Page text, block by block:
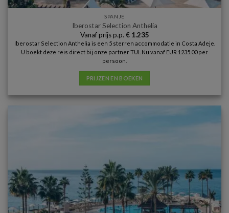
SPANJE
Iberostar Selection Anthelia
Vanaf prijs p.p. €1.235
Iberostar Selection Anthelia is een 5 sterren accommodatie in Costa Adeje.
U boekt deze reis direct bij onze partner TUI. Nu vanaf EUR 1235.00 per
persoon.
PRIJZEN EN BOEKEN